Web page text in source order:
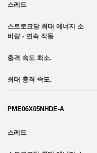
PME06X05NHDE-A